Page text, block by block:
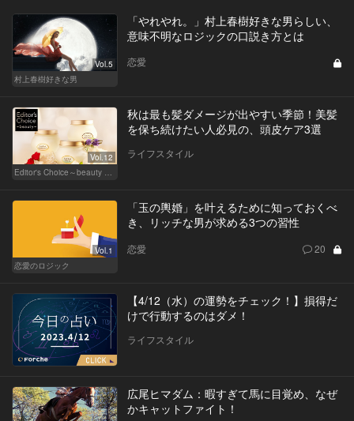
Vol.5
村上春樹好きな男
「やれやれ。」村上春樹好きな男らしい、
意味不明なロジックの口説き方とは
恋愛
Vol.12
Editor's Choice～beauty & wellness～
秋は最も髪ダメージが出やすい季節！美髪
を保ち続けたい人必見の、頭皮ケア3選
ライフスタイル
Vol.1
恋愛のロジック
「玉の輿婚」を叶えるために知っておくべ
き、リッチな男が求める3つの習性
恋愛 20
【4/12（水）の運勢をチェック！】損得だ
けで行動するのはダメ！
ライフスタイル
広尾ヒマダム：暇すぎて馬に目覚め、なぜ
かキャットファイト！